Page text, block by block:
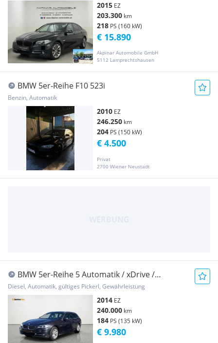
2015 EZ
203.300 km
218 PS (160 kW)
Akpinar Automobile GmbH
5112 Lamprechtshausen
€ 15.890
BMW 5er-Reihe F10 523i
Benzin, Automatik
2010 EZ
246.250 km
204 PS (150 kW)
Privat
2700 Wiener Neustadt
€ 4.500
BMW 5er-Reihe 5 Automatik / xDrive /
Klimaautomatik / Sitzhei...
Diesel, Automatik, gültiges Pickerl, Gewährleistung
2014 EZ
240.000 km
184 PS (135 kW)
€ 9.980